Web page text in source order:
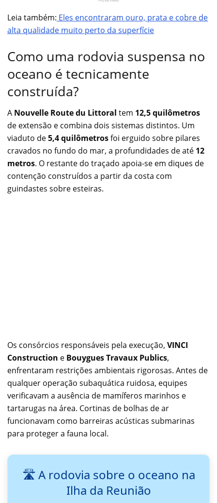
Leia também: Eles encontraram ouro, prata e cobre de
alta qualidade muito perto da superfície
Como uma rodovia suspensa no
oceano é tecnicamente
construída?
A Nouvelle Route du Littoral tem 12,5 quilômetros
de extensão e combina dois sistemas distintos. Um
viaduto de5,4 quilômetrosfoi erguido sobre pilares
cravados no fundo do mar, a profundidades de até 12
metros. O restante do traçado apoia-se em diques de
contenção construídos a partir da costa com
guindastes sobre esteiras.
Os consórcios responsáveis pela execução, VINCI
Construction e Bouygues Travaux Publics,
enfrentaram restrições ambientais rigorosas. Antes de
qualquer operação subaquática ruidosa, equipes
verificavam a ausência de mamíferos marinhos e
tartarugas na área. Cortinas de bolhas de ar
funcionavam como barreiras acústicas submarinas
para proteger a fauna local.
🛣️ A rodovia sobre o oceano na
Ilha da Reunião